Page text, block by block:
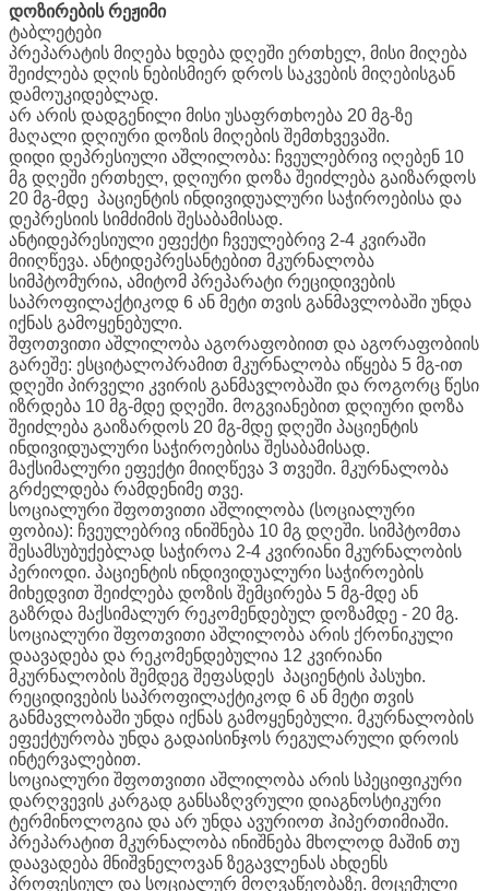
დოზირების რეჟიმი
ტაბლეტები
პრეპარატის მიღება ხდება დღეში ერთხელ, მისი მიღება
შეიძლება დღის ნებისმიერ დროს საკვების მიღებისგან
დამოუკიდებლად.
არ არის დადგენილი მისი უსაფრთხოება 20 მგ-ზე
მაღალი დღიური დოზის მიღების შემთხვევაში.
დიდი დეპრესიული აშლილობა: ჩვეულებრივ იღებენ 10
მგ დღეში ერთხელ, დღიური დოზა შეიძლება გაიზარდოს
20 მგ-მდე პაციენტის ინდივიდუალური საჭიროებისა და
დეპრესიის სიმძიმის შესაბამისად.
ანტიდეპრესიული ეფექტი ჩვეულებრივ 2-4 კვირაში
მიიღწევა. ანტიდეპრესანტებით მკურნალობა
სიმპტომურია, ამიტომ პრეპარატი რეციდივების
საპროფილაქტიკოდ 6 ან მეტი თვის განმავლობაში უნდა
იქნას გამოყენებული.
შფოთვითი აშლილობა აგორაფობიით და აგორაფობიის
გარეშე: ესციტალოპრამით მკურნალობა იწყება 5 მგ-ით
დღეში პირველი კვირის განმავლობაში და როგორც წესი
იზრდება 10 მგ-მდე დღეში. მოგვიანებით დღიური დოზა
შეიძლება გაიზარდოს 20 მგ-მდე დღეში პაციენტის
ინდივიდუალური საჭიროებისა შესაბამისად.
მაქსიმალური ეფექტი მიიღწევა 3 თვეში. მკურნალობა
გრძელდება რამდენიმე თვე.
სოციალური შფოთვითი აშლილობა (სოციალური
ფობია): ჩვეულებრივ ინიშნება 10 მგ დღეში. სიმპტომთა
შესამსუბუქებლად საჭიროა 2-4 კვირიანი მკურნალობის
პერიოდი. პაციენტის ინდივიდუალური საჭიროების
მიხედვით შეიძლება დოზის შემცირება 5 მგ-მდე ან
გაზრდა მაქსიმალურ რეკომენდებულ დოზამდე - 20 მგ.
სოციალური შფოთვითი აშლილობა არის ქრონიკული
დაავადება და რეკომენდებულია 12 კვირიანი
მკურნალობის შემდეგ შეფასდეს პაციენტის პასუხი.
რეციდივების საპროფილაქტიკოდ 6 ან მეტი თვის
განმავლობაში უნდა იქნას გამოყენებული. მკურნალობის
ეფექტურობა უნდა გადაისინჯოს რეგულარული დროის
ინტერვალებით.
სოციალური შფოთვითი აშლილობა არის სპეციფიკური
დარღვევის კარგად განსაზღვრული დიაგნოსტიკური
ტერმინოლოგია და არ უნდა ავურიოთ ჰიპერთიმიაში.
პრეპარატით მკურნალობა ინიშნება მხოლოდ მაშინ თუ
დაავადება მნიშვნელოვან ზეგავლენას ახდენს
პროფესიულ და სოციალურ მოღვაწეობაზე. მოცემული